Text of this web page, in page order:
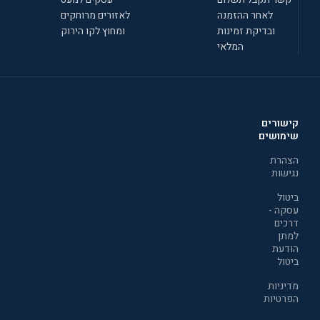
לאחר ההזמנה
ובדיקת זמינות
המלאי
לאזורים מרוחקים
ומחוץ לקו הירוק
קישורים
שימושים
הצהרת
נגישות
ביטול
עסקה -
דרכים
למתן
הודעת
ביטול
מדיניות
הפרטיות